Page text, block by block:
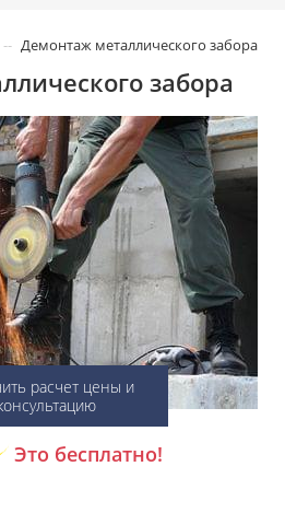
Демонтаж металлического забора
забора
расчет цены и
Это бесплатно!